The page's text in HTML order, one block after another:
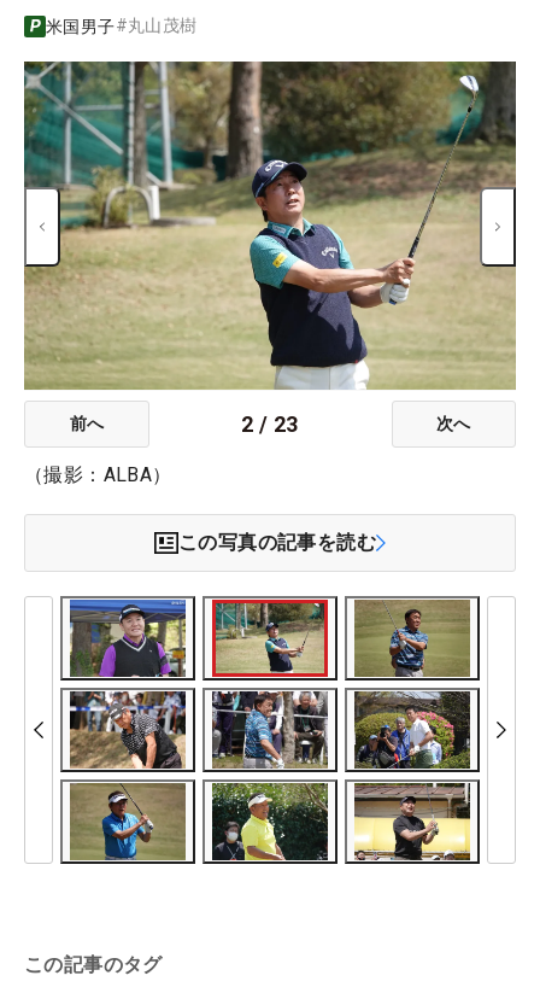
米国男子#丸山茂樹
前へ 2 / 23 次へ
（撮影：ALBA）
この写真の記事を読む
この記事のタグ